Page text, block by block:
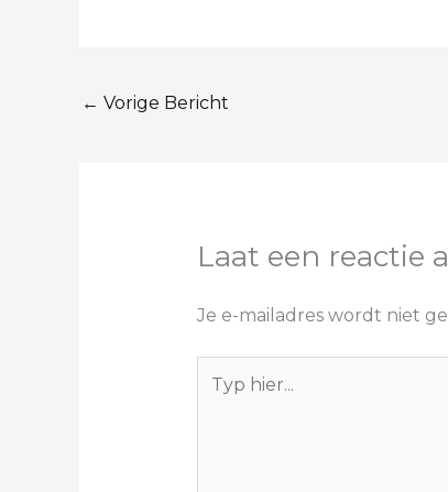
← Vorige Bericht
Laat een reactie
Je e-mailadres wordt niet
hier...